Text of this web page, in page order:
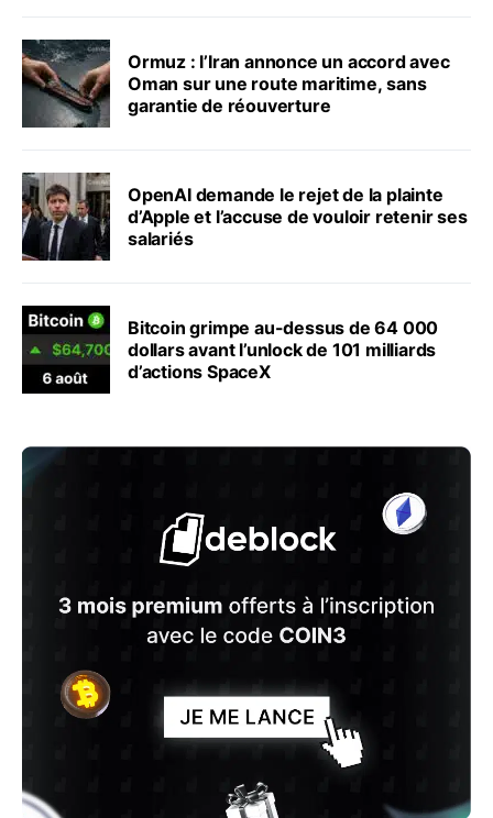
Ormuz : l’Iran annonce un accord avec
Oman sur une route maritime, sans
garantie de réouverture
OpenAI demande le rejet de la plainte
d’Apple et l’accuse de vouloir retenir ses
salariés
Bitcoin grimpe au-dessus de 64 000
dollars avant l’unlock de 101 milliards
d’actions SpaceX